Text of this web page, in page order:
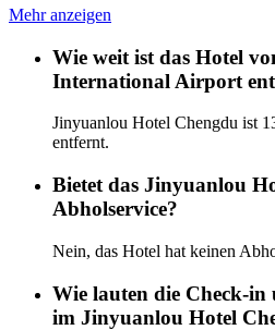
Mehr anzeigen
Wie weit ist das Hotel
International Airport
Jinyuanlou Hotel Chengdu ist
entfernt.
Bietet das Jinyuanlou
Abholservice?
Nein, das Hotel hat keinen
Wie lauten die Check-in
im Jinyuanlou Hotel